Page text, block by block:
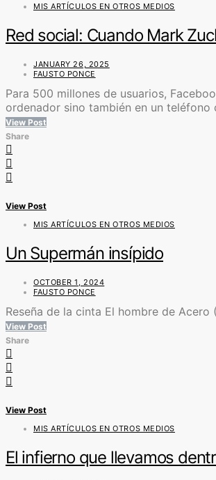
MIS ARTÍCULOS EN OTROS MEDIOS
Red social: Cuando Mark
JANUARY 26, 2025
FAUSTO PONCE
Para 500 millones de usuarios,
ordenador sino también en un teléfono
View Post
Share
View Post
MIS ARTÍCULOS EN OTROS MEDIOS
Un Supermán insípido
OCTOBER 1, 2024
FAUSTO PONCE
Reseña de la cinta El hombre de
View Post
Share
View Post
MIS ARTÍCULOS EN OTROS MEDIOS
El infierno que llevamos